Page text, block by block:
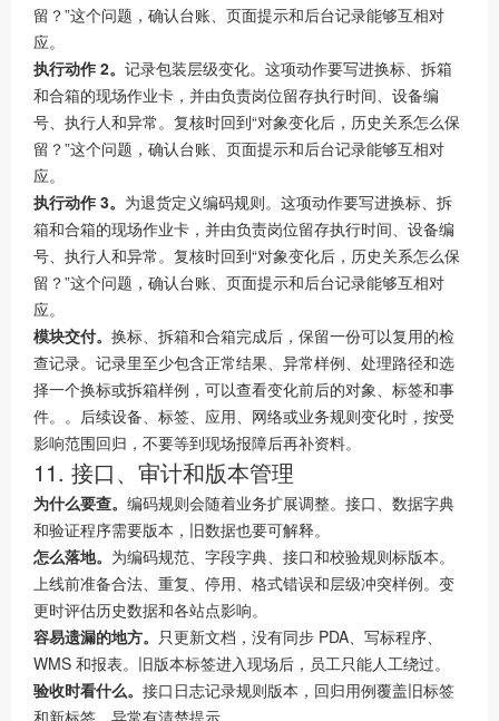
留？”这个问题，确认台账、页面提示和后台记录能够互相对
应。
执行动作 2。 记录包装层级变化。这项动作要写进换标、拆箱
和合箱的现场作业卡，并由负责岗位留存执行时间、设备编
号、执行人和异常。复核时回到“对象变化后，历史关系怎么保
留？”这个问题，确认台账、页面提示和后台记录能够互相对
应。
执行动作 3。 为退货定义编码规则。这项动作要写进换标、拆
箱和合箱的现场作业卡，并由负责岗位留存执行时间、设备编
号、执行人和异常。复核时回到“对象变化后，历史关系怎么保
留？”这个问题，确认台账、页面提示和后台记录能够互相对
应。
模块交付。 换标、拆箱和合箱完成后，保留一份可以复用的检
查记录。记录里至少包含正常结果、异常样例、处理路径和选
择一个换标或拆箱样例，可以查看变化前后的对象、标签和事
件。。后续设备、标签、应用、网络或业务规则变化时，按受
影响范围回归，不要等到现场报障后再补资料。
11. 接口、审计和版本管理
为什么要查。 编码规则会随着业务扩展调整。接口、数据字典
和验证程序需要版本，旧数据也要可解释。
怎么落地。 为编码规范、字段字典、接口和校验规则标版本。
上线前准备合法、重复、停用、格式错误和层级冲突样例。变
更时评估历史数据和各站点影响。
容易遗漏的地方。 只更新文档，没有同步 PDA、写标程序、
WMS 和报表。旧版本标签进入现场后，员工只能人工绕过。
验收时看什么。 接口日志记录规则版本，回归用例覆盖旧标签
和新标签，异常有清楚提示。